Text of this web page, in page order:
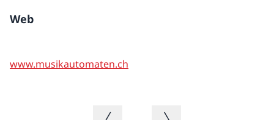
Web
www.musikautomaten.ch
Vorheriges BildNächstes Bild